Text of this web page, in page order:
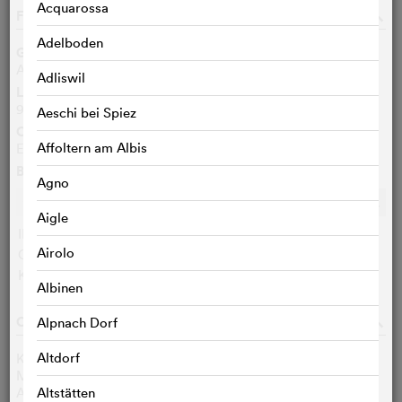
Acquarossa
Adelboden
Adliswil
Aeschi bei Spiez
Affoltern am Albis
Agno
Aigle
Airolo
Albinen
Alpnach Dorf
Altdorf
Altstätten
FILMDATEN
Genre
Action
Länge
96 Min.
Originalsprachen
Englisch, Ungarisch, Russisch
Bewertungen
ccccccccc Ø k.A.
IMDB-User:
k.A.
Cinefile-User:
KritikerInnen: < 3 STIMMEN
CAST & CREW
Keanu Reeves
Michael Nyqvist
Viggo Tarasov
Alfie Allen